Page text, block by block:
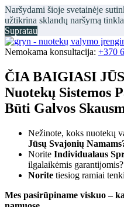
Naršydami šioje svetainėje
užtikrina sklandų naršymą
Supratau
Nemokama konsultacija: +370
ČIA BAIGIASI
Nuotekų Sistemos
Būti Galvos
Nežinote, koks nuotekų
Jūsų Svajonių
Norite Individualaus
ilgalaikėmis garantijomis?
Norite tiesiog ramiai
Mes pasirūpiname viskuo –